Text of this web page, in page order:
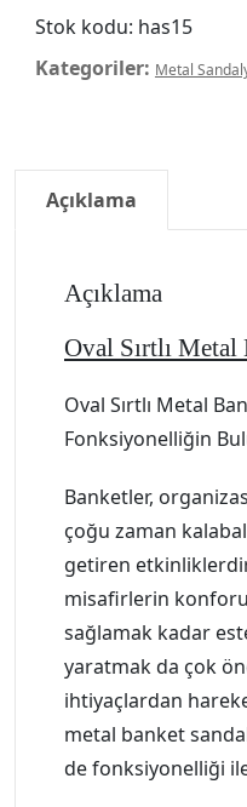
Stok kodu: has15
Kategoriler: Metal
Açıklama
Açıklama
Oval Sırtlı
Oval Sırtlı Metal
Fonksiyonelliğin
Banketler,
çoğu zaman
getiren
misafirlerin
sağlamak kadar
yaratmak da çok
ihtiyaçlardan
metal banket
de fonksiyonelliği